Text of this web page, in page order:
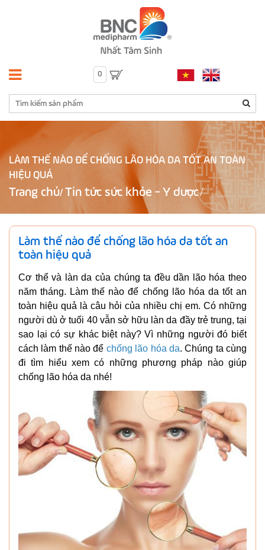
0
LÀM THẾ NÀO ĐỂ CHỐNG LÃO HÓA DA TỐT AN TOÀN
HIỆU QUẢ
Trang chủ/ Tin tức sức khỏe - Y dược
Làm thế nào để chống lão hóa da tốt an
toàn hiệu quả
Cơ thể và làn da của chúng ta đều dần lão hóa theo
năm tháng. Làm thế nào để chống lão hóa da tốt an
toàn hiệu quả là câu hỏi của nhiều chị em. Có những
người dù ở tuổi 40 vẫn sở hữu làn da đầy trẻ trung, tại
sao lại có sự khác biệt này? Vì những người đó biết
cách làm thế nào để chống lão hóa da. Chúng ta cùng
đi tìm hiểu xem có những phương pháp nào giúp
chống lão hóa da nhé!